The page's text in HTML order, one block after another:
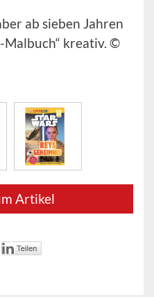
ab sieben Jahren
Malbuch“ kreativ. ©
Artikel